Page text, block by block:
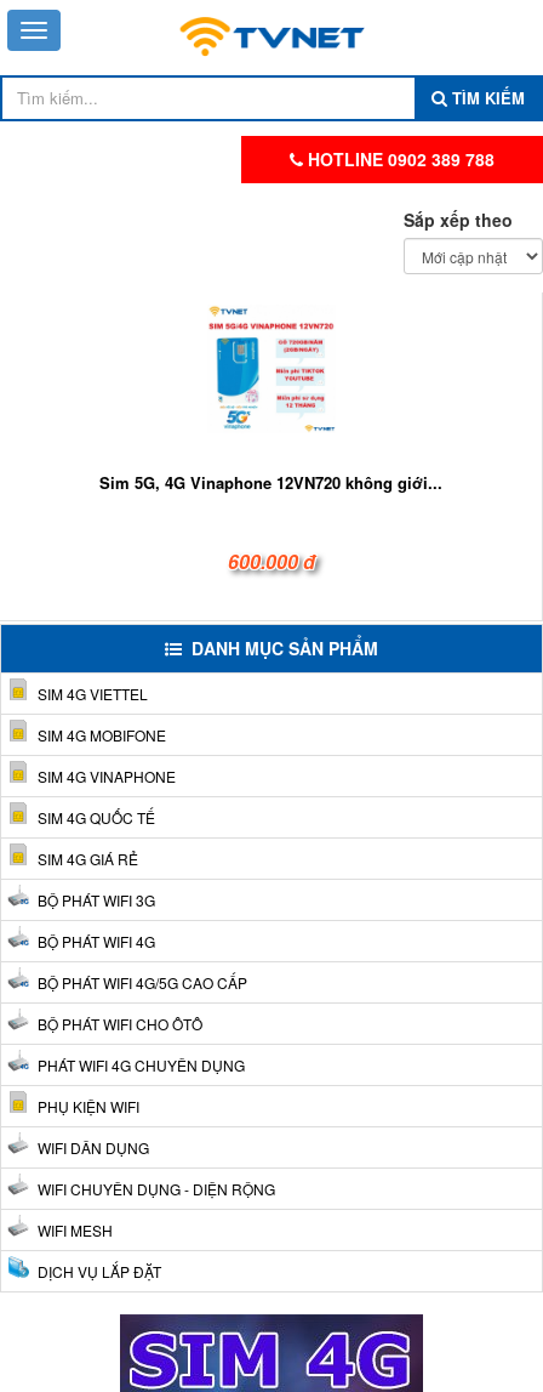
TÌM KIẾM
HOTLINE 0902 389 788
Sắp xếp theo
Sim 5G, 4G Vinaphone 12VN720 không giới...
600.000 đ
DANH MỤC SẢN PHẨM
SIM 4G VIETTEL
SIM 4G MOBIFONE
SIM 4G VINAPHONE
SIM 4G QUỐC TẾ
SIM 4G GIÁ RẺ
BỘ PHÁT WIFI 3G
BỘ PHÁT WIFI 4G
BỘ PHÁT WIFI 4G/5G CAO CẤP
BỘ PHÁT WIFI CHO ÔTÔ
PHÁT WIFI 4G CHUYÊN DỤNG
PHỤ KIỆN WIFI
WIFI DÂN DỤNG
WIFI CHUYÊN DỤNG - DIỆN RỘNG
WIFI MESH
DỊCH VỤ LẮP ĐẶT